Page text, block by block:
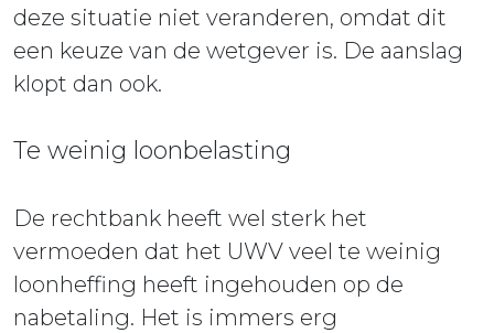
deze situatie niet veranderen, omdat dit
een keuze van de wetgever is. De aanslag
klopt dan ook.
Te weinig loonbelasting
De rechtbank heeft wel sterk het
vermoeden dat het UWV veel te weinig
loonheffing heeft ingehouden op de
nabetaling. Het is immers erg